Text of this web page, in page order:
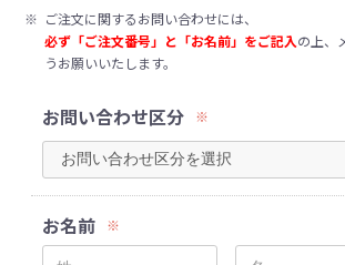
※ ご注文に関するお問い合わせには、
必ず「ご注文番号」と「お名前」をご記入の上、
うお願いいたします。
お問い合わせ区分 ※
お名前 ※